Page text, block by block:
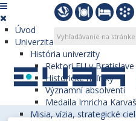
Úvod
Univerzita
História univerzity
Rektori EU v Bratislave
Historické míľniky
Významní absolventi
Medaila Imricha
Misia, vízia, strategické